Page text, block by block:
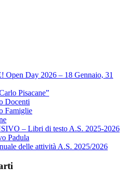
Day 2026 – 18 Gennaio, 31
Pisacane”
Docenti
Famiglie
– Libri di testo A.S. 2025-2026
Padula
delle attività A.S. 2025/2026